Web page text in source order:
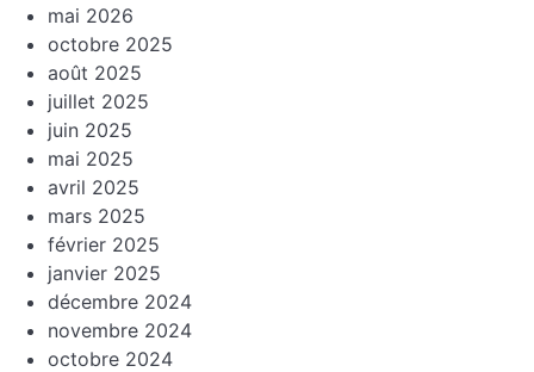
mai 2026
octobre 2025
août 2025
juillet 2025
juin 2025
mai 2025
avril 2025
mars 2025
février 2025
janvier 2025
décembre 2024
novembre 2024
octobre 2024